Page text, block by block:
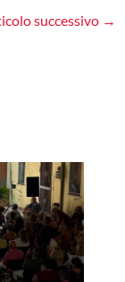
successivo →